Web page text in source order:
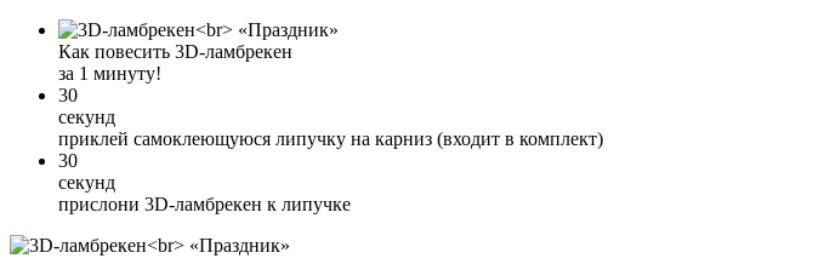
Как повесить 3D-ламбрекен
за 1 минуту!
30
секунд
приклей самоклеющуюся липучку на карниз (входит в комплект)
30
секунд
прислони 3D-ламбрекен к липучке